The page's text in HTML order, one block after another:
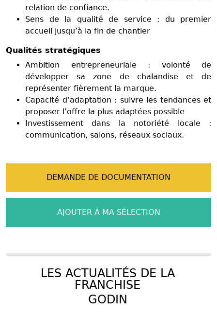
relation de confiance.
Sens de la qualité de service : du premier
accueil jusqu’à la fin de chantier
Qualités stratégiques
Ambition entrepreneuriale : volonté de
développer sa zone de chalandise et de
représenter fièrement la marque.
Capacité d’adaptation : suivre les tendances et
proposer l’offre la plus adaptées possible
Investissement dans la notoriété locale :
communication, salons, réseaux sociaux.
DEMANDE DE DOCUMENTATION
AJOUTER À MA SÉLECTION
LES ACTUALITÉS DE LA
FRANCHISE
GODIN